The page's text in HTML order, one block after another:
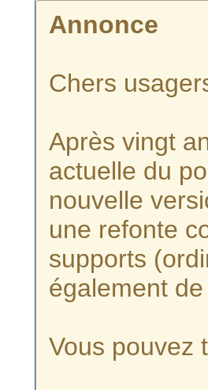
Annonce
Chers
Après vingt
actuelle du
nouvelle
une refonte
supports
également
Vous pouvez